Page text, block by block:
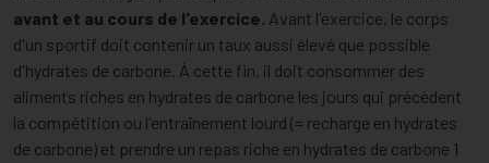
avant et au cours de l'exercice. Avant l'exercice, le corps
d'un sportif doit contenir un taux aussi élevé que possible
d'hydrates de carbone. À cette fin, il doit consommer des
aliments riches en hydrates de carbone les jours qui précèdent
la compétition ou l'entraînement lourd (= recharge en hydrates
de carbone) et prendre un repas riche en hydrates de carbone 1